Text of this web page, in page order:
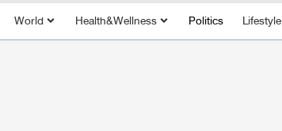
World Health&Wellness Politics Lifestyle